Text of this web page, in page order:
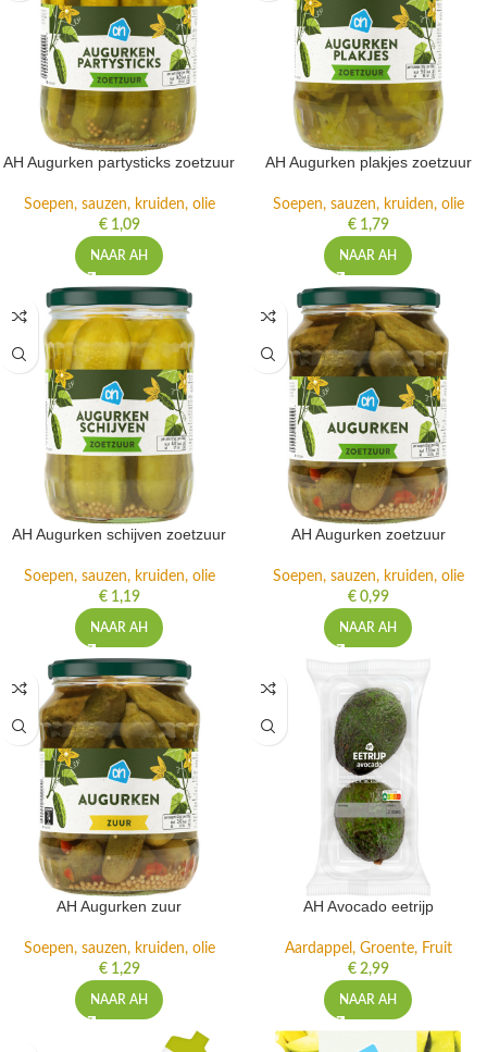
AH Augurken partysticks zoetzuur
Soepen, sauzen, kruiden, olie
€1,09
NAAR AH
AH Augurken plakjes zoetzuur
Soepen, sauzen, kruiden, olie
€1,79
NAAR AH
AH Augurken schijven zoetzuur
Soepen, sauzen, kruiden, olie
€1,19
NAAR AH
AH Augurken zoetzuur
Soepen, sauzen, kruiden, olie
€0,99
NAAR AH
AH Augurken zuur
Soepen, sauzen, kruiden, olie
€1,29
NAAR AH
AH Avocado eetrijp
Aardappel, Groente, Fruit
€2,99
NAAR AH